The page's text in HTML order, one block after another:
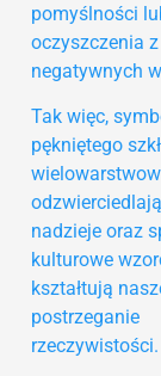
pomyślności
oczyszczenia z
negatywnych
Tak więc,
pękniętego
nadzieje oraz
kulturowe
kształtują
postrzeganie
rzeczywistości.